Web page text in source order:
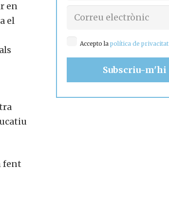
en
el
fent
Accepto lapolítica de privacitat